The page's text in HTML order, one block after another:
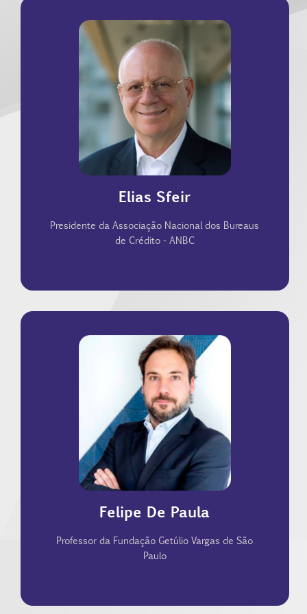
Elias Sfeir
Presidente da Associação Nacional dos Bureaus
de Crédito - ANBC
Executivo experiente com sólido histórico na
condução de negócios. Exerceu funções diversas,
atuando em conselhos de administração,
presidência, desenvolvimento de novos negócios,
planejamento estratégico, vendas, marketing,
engenharia, operações e manufatura. Também é
membro do Instituto Brasileiro de Governança
Corporativa (IBGC), integrante do Conselho
Editorial do portal Digital Money Informe.
Felipe De Paula
Professor da Fundação Getúlio Vargas de São
Paulo
FGV/SP, doutor em Direito pela USP e pela
Universidade de Leiden (Holanda). Mestre em
ciências jurídico-políticas pela Universidade de
Coimbra. Bacharel em Direito pela USP. Ex-gestor
público federal. Trabalhou por 10 anos no setor
público, nas esferas federal e municipal (2006-
2016). Ocupou posições como a de Secretário de
Assuntos Legislativos do Ministério da Justiça
(SAL/MJ - 2010), Subchefe Adjunto para Assuntos
Jurídicos da Casa Civil da Presidência da
República (SAJ/CC - 2011/2013), Secretário
Municipal de Direitos Humanos e Cidadania de
São Paulo (2016) e assessor de ministro do STF
(2009). Advogado e Professor Universitário